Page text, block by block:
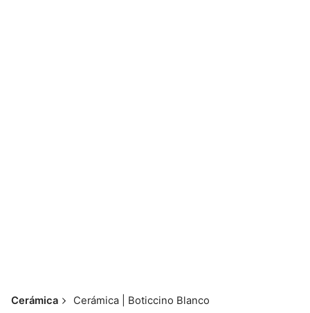
Cerámica Cerámica | Boticcino Blanco